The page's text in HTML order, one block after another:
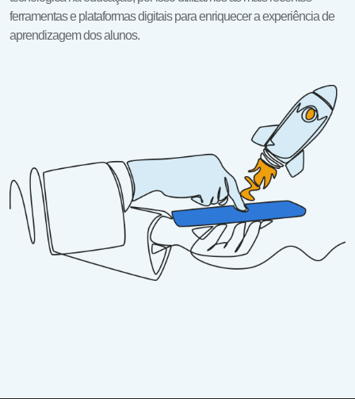
ferramentas e plataformas digitais para enriquecer a experiência de
aprendizagem dos alunos.